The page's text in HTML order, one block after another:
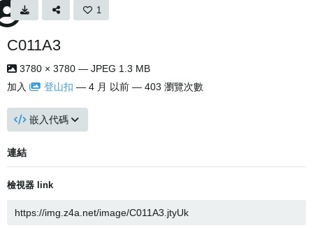
1
C011A3
3780 × 3780 — JPEG 1.3 MB
加入
登山扣 — 4 月 以前 — 403 瀏覽次數
嵌入代碼
連結
檢視器 link